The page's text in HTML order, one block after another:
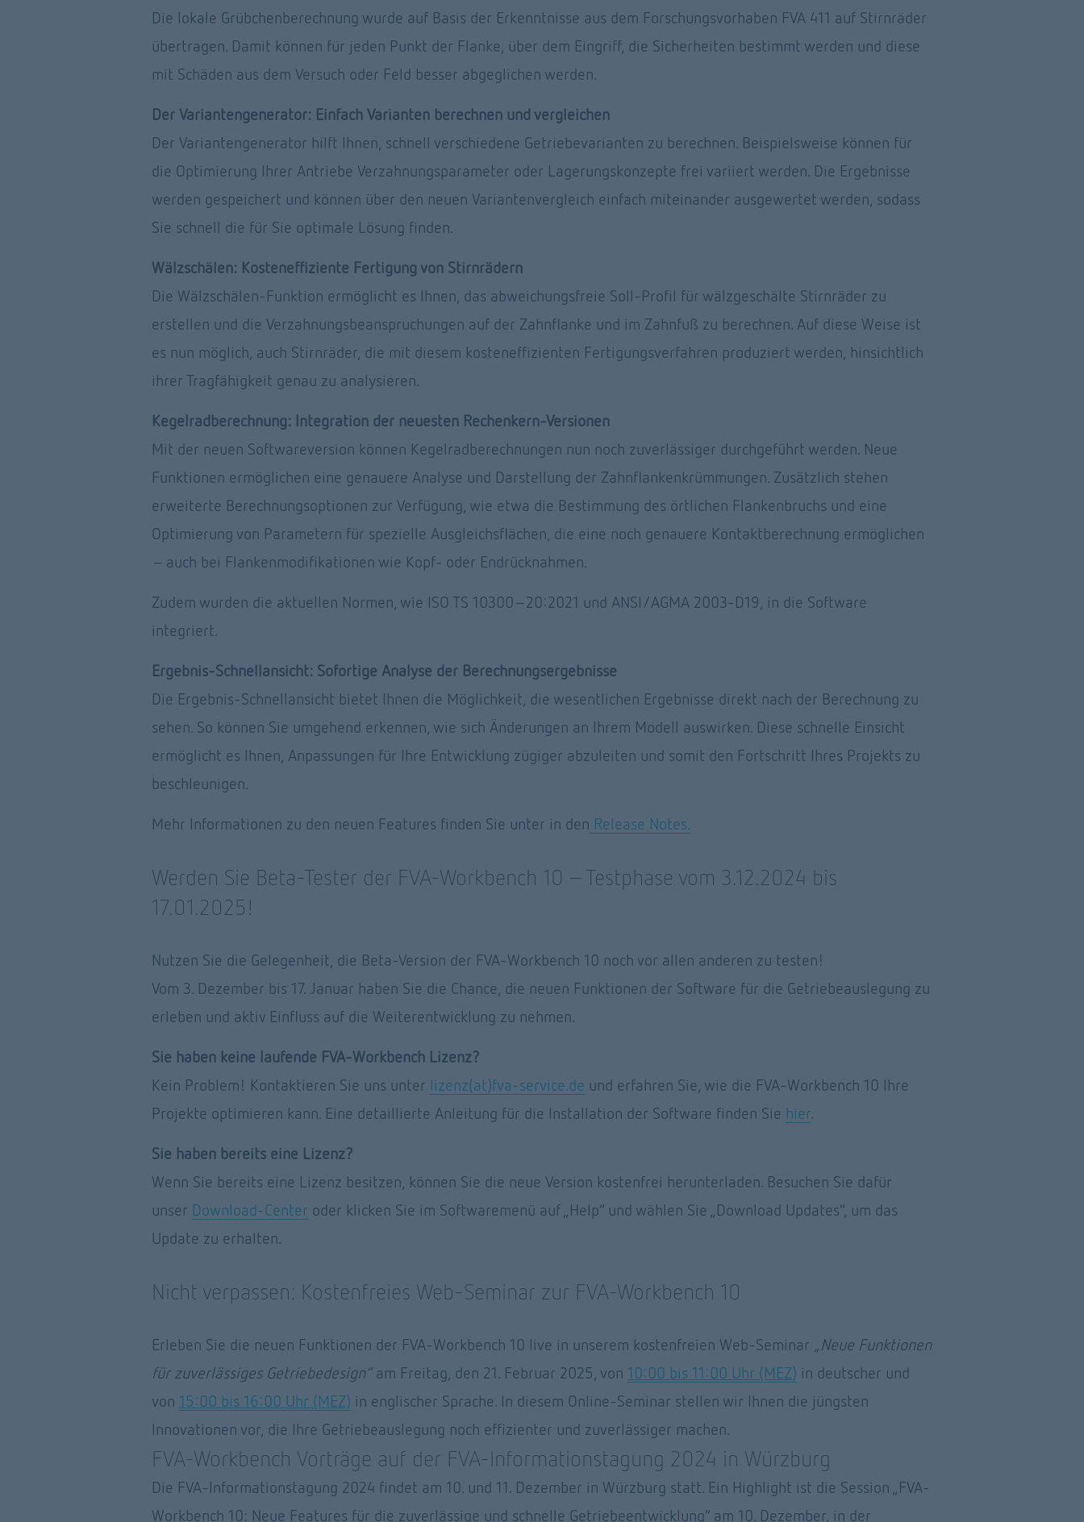
Die lokale Grübchenberechnung wurde auf Basis der Erkenntnisse aus dem Forschungsvorhaben FVA 411 auf Stirnräder
übertragen. Damit können für jeden Punkt der Flanke, über dem Eingriff, die Sicherheiten bestimmt werden und diese
mit Schäden aus dem Versuch oder Feld besser abgeglichen werden.
Der Variantengenerator: Einfach Varianten berechnen und vergleichen
Der Variantengenerator hilft Ihnen, schnell verschiedene Getriebevarianten zu berechnen. Beispielsweise können für
die Optimierung Ihrer Antriebe Verzahnungsparameter oder Lagerungskonzepte frei variiert werden. Die Ergebnisse
werden gespeichert und können über den neuen Variantenvergleich einfach miteinander ausgewertet werden, sodass
Sie schnell die für Sie optimale Lösung finden.
Wälzschälen: Kosteneffiziente Fertigung von Stirnrädern
Die Wälzschälen-Funktion ermöglicht es Ihnen, das abweichungsfreie Soll-Profil für wälzgeschälte Stirnräder zu
erstellen und die Verzahnungsbeanspruchungen auf der Zahnflanke und im Zahnfuß zu berechnen. Auf diese Weise ist
es nun möglich, auch Stirnräder, die mit diesem kosteneffizienten Fertigungsverfahren produziert werden, hinsichtlich
ihrer Tragfähigkeit genau zu analysieren.
Kegelradberechnung: Integration der neuesten Rechenkern-Versionen
Mit der neuen Softwareversion können Kegelradberechnungen nun noch zuverlässiger durchgeführt werden. Neue
Funktionen ermöglichen eine genauere Analyse und Darstellung der Zahnflankenkrümmungen. Zusätzlich stehen
erweiterte Berechnungsoptionen zur Verfügung, wie etwa die Bestimmung des örtlichen Flankenbruchs und eine
Optimierung von Parametern für spezielle Ausgleichsflächen, die eine noch genauere Kontaktberechnung ermöglichen
– auch bei Flankenmodifikationen wie Kopf- oder Endrücknahmen.
Zudem wurden die aktuellen Normen, wie ISO TS 10300-20:2021 und ANSI/AGMA 2003-D19, in die Software
integriert.
Ergebnis-Schnellansicht: Sofortige Analyse der Berechnungsergebnisse
Die Ergebnis-Schnellansicht bietet Ihnen die Möglichkeit, die wesentlichen Ergebnisse direkt nach der Berechnung zu
sehen. So können Sie umgehend erkennen, wie sich Änderungen an Ihrem Modell auswirken. Diese schnelle Einsicht
ermöglicht es Ihnen, Anpassungen für Ihre Entwicklung zügiger abzuleiten und somit den Fortschritt Ihres Projekts zu
beschleunigen.
Mehr Informationen zu den neuen Features finden Sie unter in den Release Notes.
Werden Sie Beta-Tester der FVA-Workbench 10 – Testphase vom 3.12.2024 bis
17.01.2025!
Nutzen Sie die Gelegenheit, die Beta-Version der FVA-Workbench 10 noch vor allen anderen zu testen!
Vom 3. Dezember bis 17. Januar haben Sie die Chance, die neuen Funktionen der Software für die Getriebeauslegung zu
erleben und aktiv Einfluss auf die Weiterentwicklung zu nehmen.
Sie haben keine laufende FVA-Workbench Lizenz?
Kein Problem! Kontaktieren Sie uns unter lizenz(at)fva-service.de und erfahren Sie, wie die FVA-Workbench 10 Ihre
Projekte optimieren kann. Eine detaillierte Anleitung für die Installation der Software finden Sie hier.
Sie haben bereits eine Lizenz?
Wenn Sie bereits eine Lizenz besitzen, können Sie die neue Version kostenfrei herunterladen. Besuchen Sie dafür
unser Download-Center oder klicken Sie im Softwaremenü auf „Help“ und wählen Sie „Download Updates“, um das
Update zu erhalten.
Nicht verpassen: Kostenfreies Web-Seminar zur FVA-Workbench 10
Erleben Sie die neuen Funktionen der FVA-Workbench 10 live in unserem kostenfreien Web-Seminar „Neue Funktionen
für zuverlässiges Getriebedesign“ am Freitag, den 21. Februar 2025, von 10:00 bis 11:00 Uhr (MEZ) in deutscher und
von 15:00 bis 16:00 Uhr (MEZ) in englischer Sprache. In diesem Online-Seminar stellen wir Ihnen die jüngsten
Innovationen vor, die Ihre Getriebeauslegung noch effizienter und zuverlässiger machen.
FVA-Workbench Vorträge auf der FVA-Informationstagung 2024 in Würzburg
Die FVA-Informationstagung 2024 findet am 10. und 11. Dezember in Würzburg statt. Ein Highlight ist die Session „FVA-
Workbench 10: Neue Features für die zuverlässige und schnelle Getriebeentwicklung“ am 10. Dezember, in der